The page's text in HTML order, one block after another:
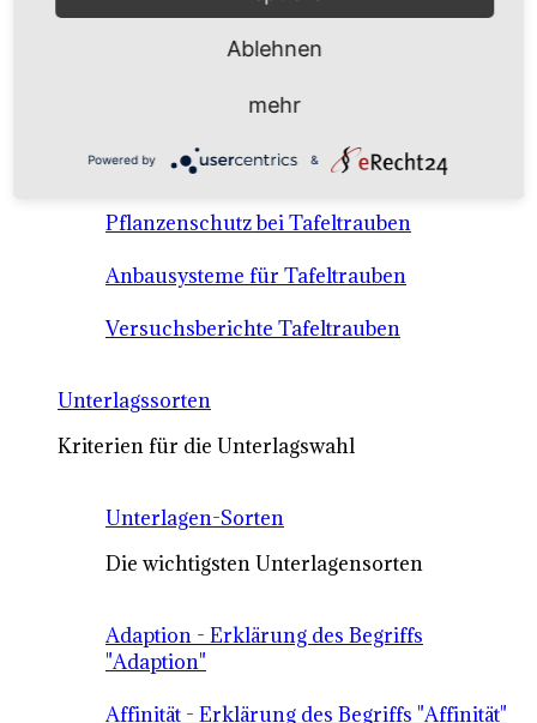
Anbausysteme & Recht
Tafeltrauben A-Z Sortenbeschreibungen
Tafeltraubenanbau - rechtliche
Voraussetzungen
Pflanzenschutz bei Tafeltrauben
Anbausysteme für Tafeltrauben
Versuchsberichte Tafeltrauben
Unterlagssorten
Kriterien für die Unterlagswahl
Unterlagen-Sorten
Die wichtigsten Unterlagensorten
Adaption - Erklärung des Begriffs
"Adaption"
Affinität - Erklärung des Begriffs "Affinität"
Ablehnen
mehr
Powered by &